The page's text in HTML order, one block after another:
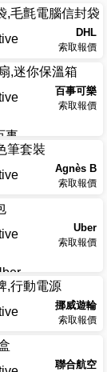
DHL
索取報價
百事可樂
索取報價
Agnès B
索取報價
Uber
索取報價
挪威遊輪
索取報價
聯合航空